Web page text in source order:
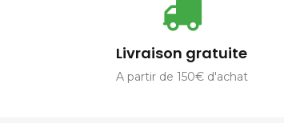
Livraison gratuite
A partir de 150€ d'achat